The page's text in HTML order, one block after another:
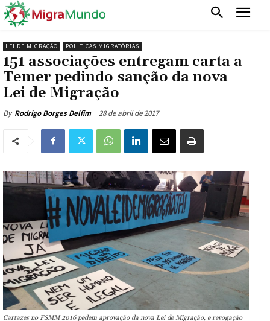
LEI DE MIGRAÇÃO POLÍTICAS MIGRATÓRIAS
151 associações entregam carta a
Temer pedindo sanção da nova
Lei de Migração
By Rodrigo Borges Delfim 28 de abril de 2017
Cartazes no FSMM 2016 pedem aprovação da nova Lei de Migração, e revogação